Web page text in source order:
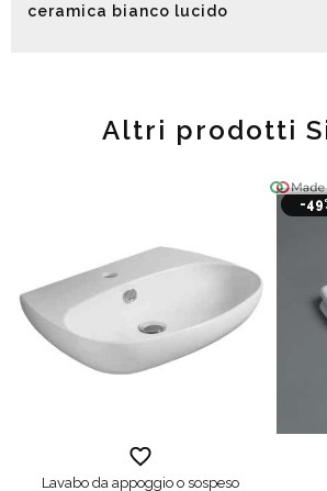
ceramica bianco lucido
Altri prodotti
Lavabo da appoggio o sospeso
-